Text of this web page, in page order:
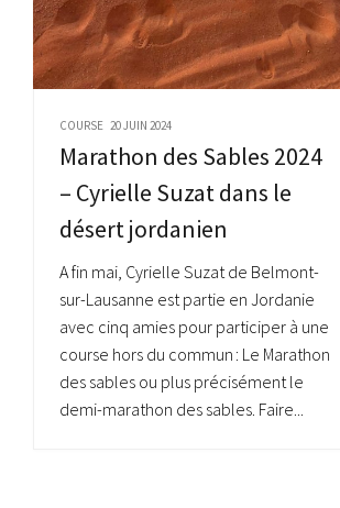
COURSE 20 JUIN 2024
Marathon des Sables 2024
– Cyrielle Suzat dans le
désert jordanien
A fin mai, Cyrielle Suzat de Belmont-
sur-Lausanne est partie en Jordanie
avec cinq amies pour participer à une
course hors du commun : Le Marathon
des sables ou plus précisément le
demi-marathon des sables. Faire...